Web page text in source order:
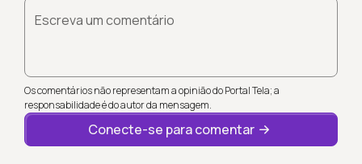
Escreva um comentário
Os comentários não representam a opinião do Portal Tela; a
responsabilidade é do autor da mensagem.
Conecte-se para comentar